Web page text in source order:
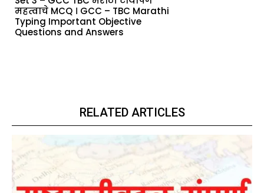
महत्वाचे MCQ । GCC – TBC Marathi
Typing Important Objective
Questions and Answers
RELATED ARTICLES